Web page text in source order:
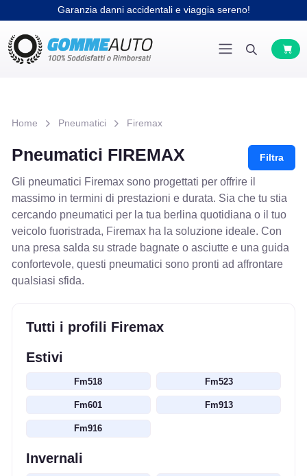
Garanzia danni accidentali e viaggia sereno!
Home Pneumatici Firemax
Pneumatici FIREMAX Filtra
Gli pneumatici Firemax sono progettati per offrire il
massimo in termini di prestazioni e durata. Sia che tu stia
cercando pneumatici per la tua berlina quotidiana o il tuo
veicolo fuoristrada, Firemax ha la soluzione ideale. Con
una presa salda su strade bagnate o asciutte e una guida
confortevole, questi pneumatici sono pronti ad affrontare
qualsiasi sfida.
Tutti i profili Firemax
Estivi
Fm518 Fm523
Fm601 Fm913
Fm916
Invernali